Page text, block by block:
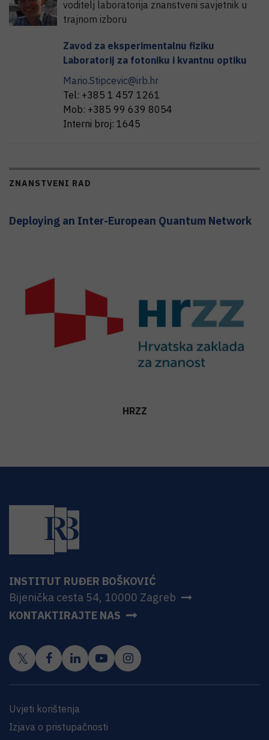
voditelj laboratorija znanstveni savjetnik u
trajnom izboru
Zavod za eksperimentalnu fiziku
Laboratorij za fotoniku i kvantnu optiku
Mario.Stipcevic@irb.hr
Tel: +385 1 457 1261
Mob: +385 99 639 8054
Interni broj: 1645
ZNANSTVENI RAD
Deploying an Inter-European Quantum Network
HRZZ
INSTITUT RUĐER BOŠKOVIĆ
Bijenička cesta 54, 10000 Zagreb
KONTAKTIRAJTE NAS
Uvjeti korištenja
Izjava o pristupačnosti